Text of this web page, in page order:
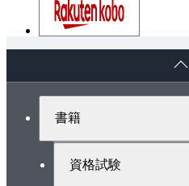
書籍
資格試験